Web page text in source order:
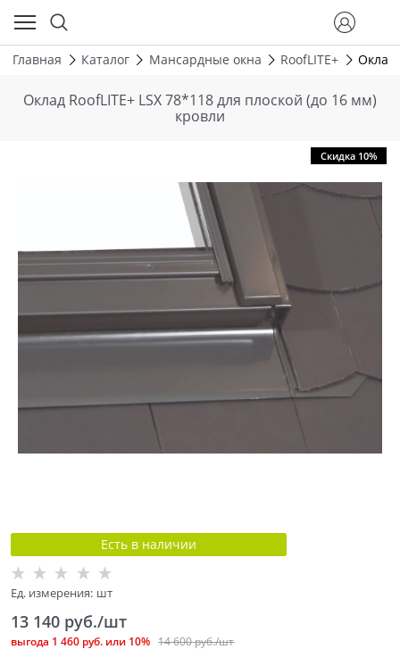
Главная Каталог Мансардные окна RoofLITE+ Оклад
Оклад RoofLITE+ LSX 78*118 для плоской (до 16 мм)
кровли
Скидка 10%
Есть в наличии
Ед. измерения: шт
14 600 руб./шт
13 140 руб./шт
выгода 1 460 руб. или 10%